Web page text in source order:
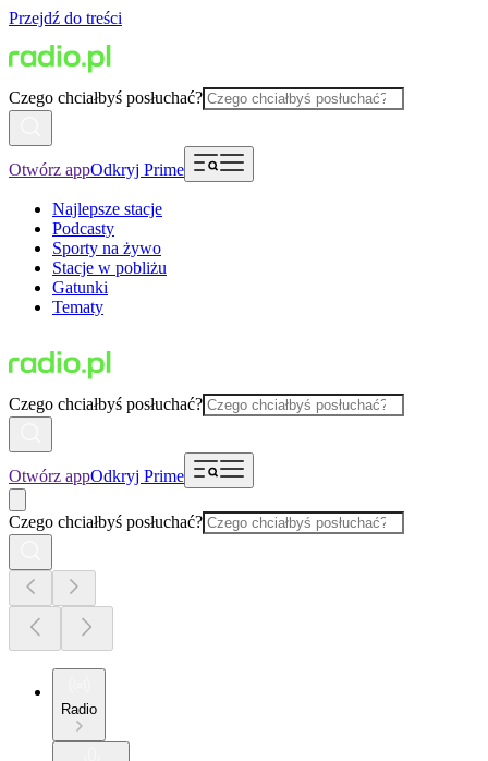
Przejdź do treści
Czego chciałbyś posłuchać?
Otwórz appOdkryj Prime
Najlepsze stacje
Podcasty
Sporty na żywo
Stacje w pobliżu
Gatunki
Tematy
Czego chciałbyś posłuchać?
Otwórz appOdkryj Prime
Czego chciałbyś posłuchać?
Radio